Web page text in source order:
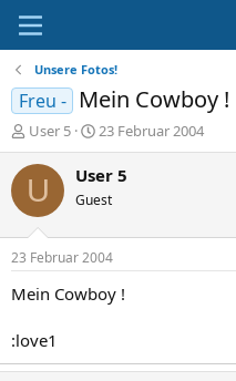
Unsere Fotos!
Freu - Mein Cowboy !
E
r
s
e
r
User 5
E
r
s
e
l
t
a
m
23 Februar 2004
U User 5
Guest
23 Februar 2004
Mein Cowboy !
:love1